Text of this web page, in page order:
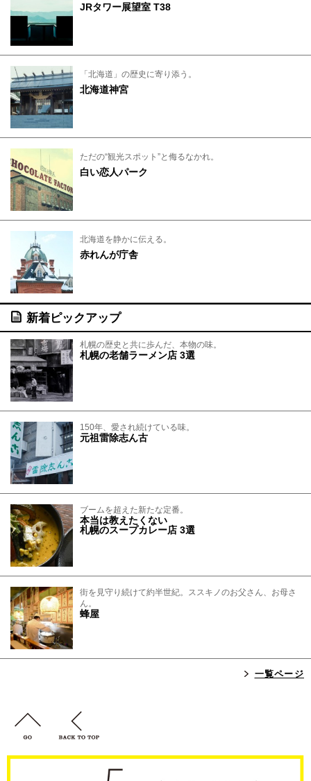
JRタワー展望室 T38
「北海道」の歴史に寄り添う。
北海道神宮
ただの“観光スポット”と侮るなかれ。
白い恋人パーク
北海道を静かに伝える。
赤れんが庁舎
新着ピックアップ
札幌の歴史と共に歩んだ、本物の味。
札幌の老舗ラーメン店 3選
150年、愛され続けている味。
元祖雷除志ん古
ブームを超えた新たな定番。
本当は教えたくない
札幌のスープカレー店 3選
街を見守り続けて約半世紀。ススキノのお父さん、お母さ
ん。
蜂屋
一覧ページ